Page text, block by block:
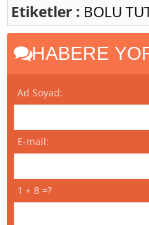
Etiketler : BOLU
HABERE
Ad Soyad:
E-mail:
1 + 8 =?